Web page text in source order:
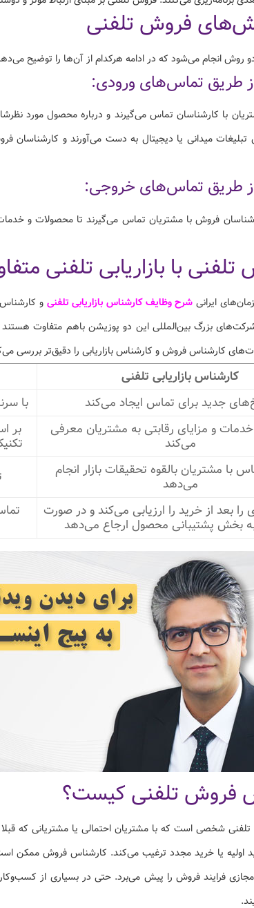
فروش تلفنی
روش انجام می‌شود که در ادامه هرکدام از آن‌ها را توضیح
با کارشناسان تماس می‌گیرند و درباره محصول مورد
تبلیغات میدانی یا دیجیتال به دست می‌آورند و کارشناسان
فروش با مشتریان تماس می‌گیرند تا محصولات و
تلفنی با بازاریابی تلفنی
ایرانی شرح وظایف کارشناس بازاریابی تلفنی و
بزرگ بین‌المللی این دو پوزیشن باهم متفاوت
کارشناس فروش و کارشناس بازاریابی را دقیق‌تر بررسی
کارشناس بازاریابی تلفنی
جدید برای تماس ایجاد می‌کند
با
و مزایای رقابتی به مشتریان معرفی
می‌کند
بر
با مشتریان بالقوه تحقیقات بازار انجام
می‌دهد
بعد از خرید را ارزیابی می‌کند و در صورت
به بخش پشتیبانی محصول ارجاع می‌دهد
فروش تلفنی کیست؟
شخصی است که با مشتریان احتمالی یا مشتریانی که
اولیه یا خرید مجدد ترغیب می‌کند. کارشناس فروش ممکن
مجازی فرایند فروش را پیش می‌برد. حتی در بسیاری از